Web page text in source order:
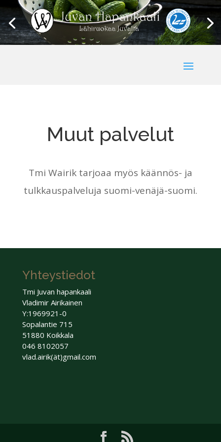
Muut palvelut
Tmi Wairik tarjoaa myös käännös- ja
tulkkauspalveluja suomi-venäjä-suomi.
Yhteystiedot
Tmi Juvan hapankaali
Vladimir Airikainen
Y:1969921-0
Sopalantie 715
51880 Koikkala
046 8102057
vlad.airik(ät)gmail.com